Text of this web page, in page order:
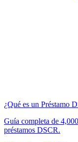
¿Qué es un Préstamo
Guía completa de
préstamos DSCR.